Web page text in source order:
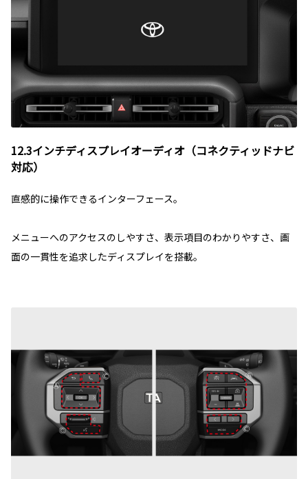
12.3インチディスプレイオーディオ（コネクティッドナビ
対応）
直感的に操作できるインターフェース。
メニューへのアクセスのしやすさ、表示項目のわかりやすさ、画
面の一貫性を追求したディスプレイを搭載。